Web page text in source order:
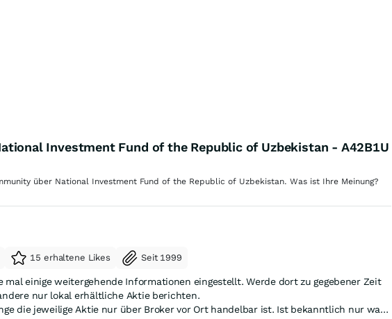
Investment Fund of the Republic of Uzbekistan - A42B1U
über National Investment Fund of the Republic of Uzbekistan. Was ist Ihre Meinung?
15 erhaltene Likes Seit 1999
mal einige weitergehende Informationen eingestellt. Werde dort zu gegebener Zeit
nur lokal erhältliche Aktie berichten.
die jeweilige Aktie nur über Broker vor Ort handelbar ist. Ist bekanntlich nur was